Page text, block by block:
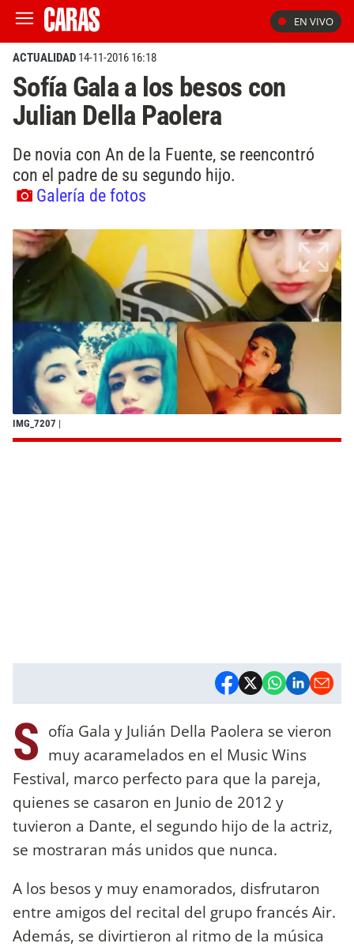
EN VIVO
ACTUALIDAD 14-11-2016 16:18
Sofía Gala a los besos con
Julian Della Paolera
De novia con An de la Fuente, se reencontró
con el padre de su segundo hijo.
Galería de fotos
IMG_7207 |
S ofía Gala y Julián Della Paolera se vieron
muy acaramelados en el Music Wins
Festival, marco perfecto para que la pareja,
quienes se casaron en Junio de 2012 y
tuvieron a Dante, el segundo hijo de la actriz,
se mostraran más unidos que nunca.
A los besos y muy enamorados, disfrutaron
entre amigos del recital del grupo francés Air.
Además, se divirtieron al ritmo de la música